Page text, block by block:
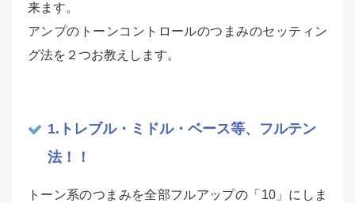
来ます。
アンプのトーンコントロールのつまみのセッティン
グ法を２つお教えします。
1.トレブル・ミドル・ベース等、フルテン
法！！
トーン系のつまみを全部フルアップの「10」にしま